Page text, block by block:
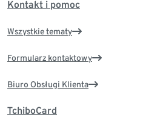
Kontakt i pomoc
Wszystkie tematy
Formularz kontaktowy
Biuro Obsługi Klienta
TchiboCard